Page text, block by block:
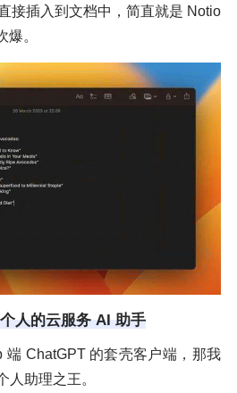
接插入到文档中，简直就是 Notio
爆。
人的云服务 AI 助手
端 ChatGPT 的套壳客户端，那我
人助理之王。